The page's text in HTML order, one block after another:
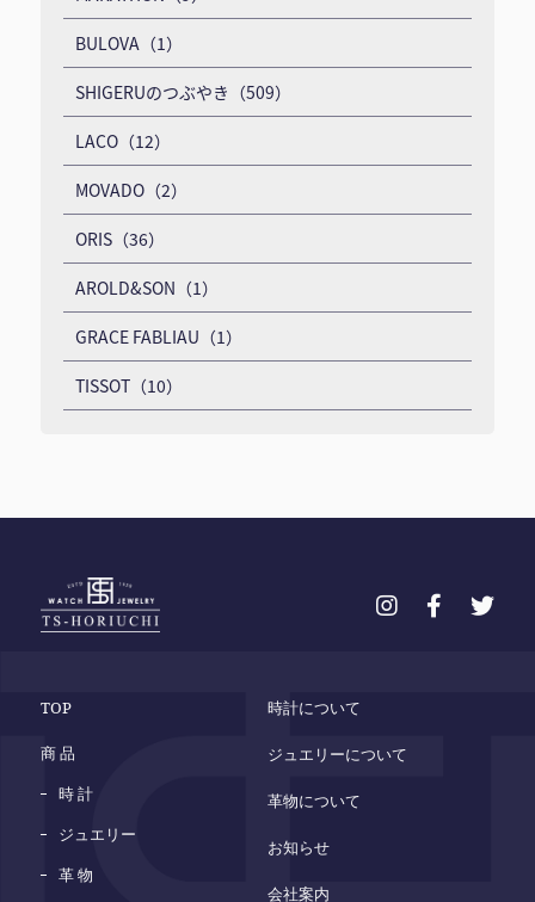
BULOVA（1）
SHIGERUのつぶやき（509）
LACO（12）
MOVADO（2）
ORIS（36）
AROLD&SON（1）
GRACE FABLIAU（1）
TISSOT（10）
TOP
商 品
時 計
ジュエリー
革 物
時計について
ジュエリーについて
革物について
お知らせ
会社案内